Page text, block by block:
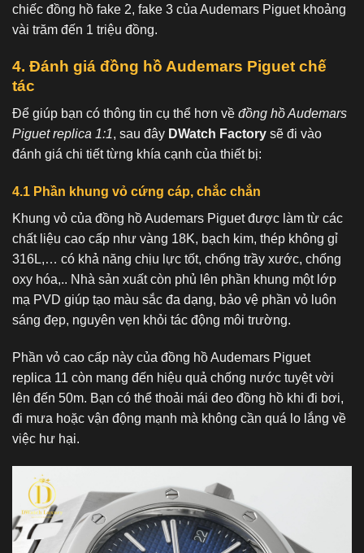
chiếc đồng hồ fake 2, fake 3 của Audemars Piguet khoảng
vài trăm đến 1 triệu đồng.
4. Đánh giá đồng hồ Audemars Piguet chế
tác
Để giúp bạn có thông tin cụ thể hơn về đồng hồ Audemars
Piguet replica 1:1, sau đây DWatch Factory sẽ đi vào
đánh giá chi tiết từng khía cạnh của thiết bị:
4.1 Phần khung vỏ cứng cáp, chắc chắn
Khung vỏ của đồng hồ Audemars Piguet được làm từ các
chất liệu cao cấp như vàng 18K, bạch kim, thép không gỉ
316L,… có khả năng chịu lực tốt, chống trầy xước, chống
oxy hóa,.. Nhà sản xuất còn phủ lên phần khung một lớp
mạ PVD giúp tạo màu sắc đa dạng, bảo vệ phần vỏ luôn
sáng đẹp, nguyên vẹn khỏi tác động môi trường.
Phần vỏ cao cấp này của đồng hồ Audemars Piguet
replica 11 còn mang đến hiệu quả chống nước tuyệt vời
lên đến 50m. Bạn có thể thoải mái đeo đồng hồ khi đi bơi,
đi mưa hoặc vận động mạnh mà không cần quá lo lắng về
việc hư hại.